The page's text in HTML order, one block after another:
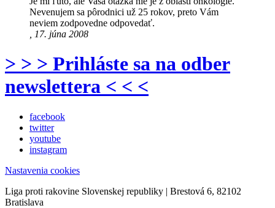
Nevenujem sa pôrodnici už 25 rokov, preto Vám
neviem zodpovedne odpovedať.
, 17. júna 2008
> > > Prihláste sa na odber
newslettera < < <
facebook
twitter
youtube
instagram
Nastavenia cookies
Liga proti rakovine Slovenskej republiky | Brestová 6, 82102
Bratislava